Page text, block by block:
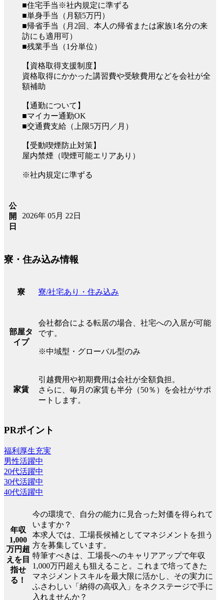
■住宅手当※社内規定に準ずる
■単身手当（月額5万円）
■帰省手当（月2回、本人の帰省または家族1名分の来
訪にも適用可）
■残業手当（1分単位）
【資格取得支援制度】
資格取得にかかった講習費や受験費用などを会社が全
額補助
【通勤について】
■マイカー通勤OK
■交通費支給（上限5万円／月）
【受動喫煙防止対策】
屋内禁煙（喫煙可能エリアあり）
※社内規定に準ずる
公
開
日
2026年 05月 22日
寮・住み込み情報
寮 寮/社宅あり・住み込み
部屋タ
イプ
会社都合による転居の場合、社宅への入居が可能
です。
※中域型・グローバル型のみ
家賃
引越費用や初期費用は会社が全額負担。
さらに、毎月の家賃も半分（50％）を会社がサポ
ートします。
PRポイント
福利厚生充実
男性活躍中
20代活躍中
30代活躍中
40代活躍中
年収
1,000
万円超
えを目
指せ
る！
今の環境で、自分の能力に見合った対価を得られて
いますか？
本求人では、工場長候補としてマネジメントを担う
方を募集しています。
特筆すべきは、工場長へのキャリアアップで年収
1,000万円超えも狙えること。これまで培ってきた
マネジメントスキルを最大限に活かし、その実力に
ふさわしい「納得の高収入」をネクステージで手に
入れませんか？